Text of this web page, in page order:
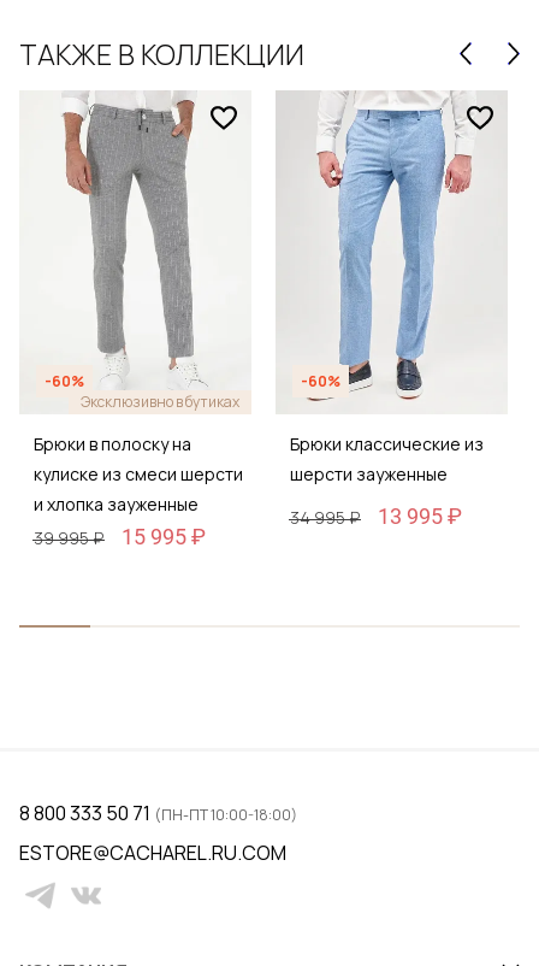
ТАКЖЕ В КОЛЛЕКЦИИ
-60%
Эксклюзивно в бутиках
Брюки в полоску на
кулиске из смеси шерсти
и хлопка зауженные
39 995 ₽
15 995 ₽
-60%
Брюки классические из
шерсти зауженные
34 995 ₽
13 995 ₽
8 800 333 50 71 (ПН-ПТ 10:00-18:00)
ESTORE@CACHAREL.RU.COM